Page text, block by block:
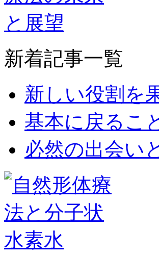
新着記事一覧
新しい役割を
基本に戻るこ
必然の出会い